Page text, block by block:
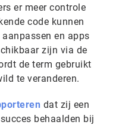
er meer controle
code kunnen
en apps
zijn via de
de term gebruikt
te veranderen.
dat zij een
behaalden bij